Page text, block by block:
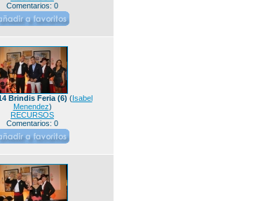
Comentarios: 0
Brindis Feria (6) (Isabel
Menendez)
RECURSOS
Comentarios: 0